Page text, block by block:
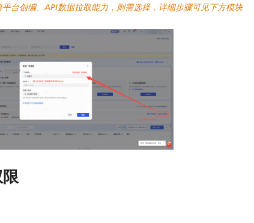
台创编、API数据拉取能力，则需选择，详细步骤可见下方模块